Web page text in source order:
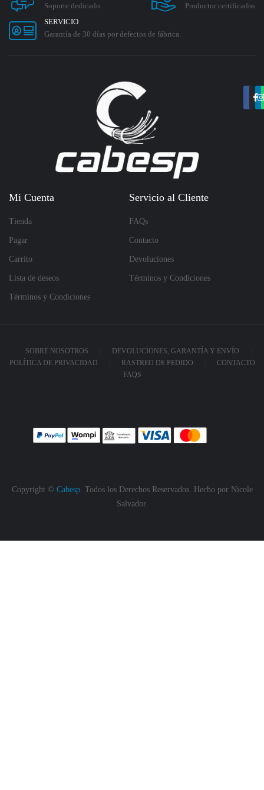
Soporte dedicado
Productor certificados
SERVICIO
Garantía de 30 días por defectos de fábrica.
Mi Cuenta
Tienda
Pagar
Carrito
Lista de deseos
Términos y Condiciones
Servicio al Cliente
FAQs
Contacto
Devoluciones
Términos y Condiciones
SOBRE NOSOTROS
DEVOLUCIONES, GARANTÍA Y ENVÍO
POLÍTICA DE PRIVACIDAD
RASTREO DE PEDIDO
CONTACTO
FAQS
Copyright © Cabesp. Todos los Derechos Reservados. Hecho por Nicole
Salvador.